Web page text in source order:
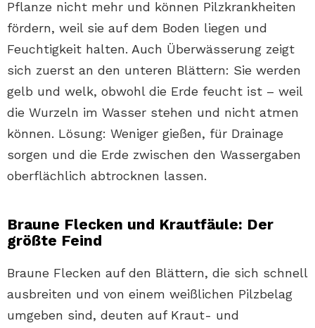
Pflanze nicht mehr und können Pilzkrankheiten
fördern, weil sie auf dem Boden liegen und
Feuchtigkeit halten. Auch Überwässerung zeigt
sich zuerst an den unteren Blättern: Sie werden
gelb und welk, obwohl die Erde feucht ist – weil
die Wurzeln im Wasser stehen und nicht atmen
können. Lösung: Weniger gießen, für Drainage
sorgen und die Erde zwischen den Wassergaben
oberflächlich abtrocknen lassen.
Braune Flecken und Krautfäule: Der
größte Feind
Braune Flecken auf den Blättern, die sich schnell
ausbreiten und von einem weißlichen Pilzbelag
umgeben sind, deuten auf Kraut- und